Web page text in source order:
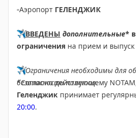
▫️Аэропорт ГЕЛЕНДЖИК
✈️ВВЕДЕНЫ дополнительные*
ограничения на прием и
✈️Ограничения необходимы для
безопасности полетов.
*Согласно действующему
Геленджик принимает
20:00.